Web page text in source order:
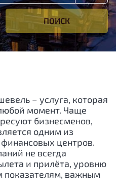
ПОИСК
− услуга, которая
момент. Чаще
бизнесменов,
одним из
центров.
не всегда
и прилёта, уровню
показателям, важным